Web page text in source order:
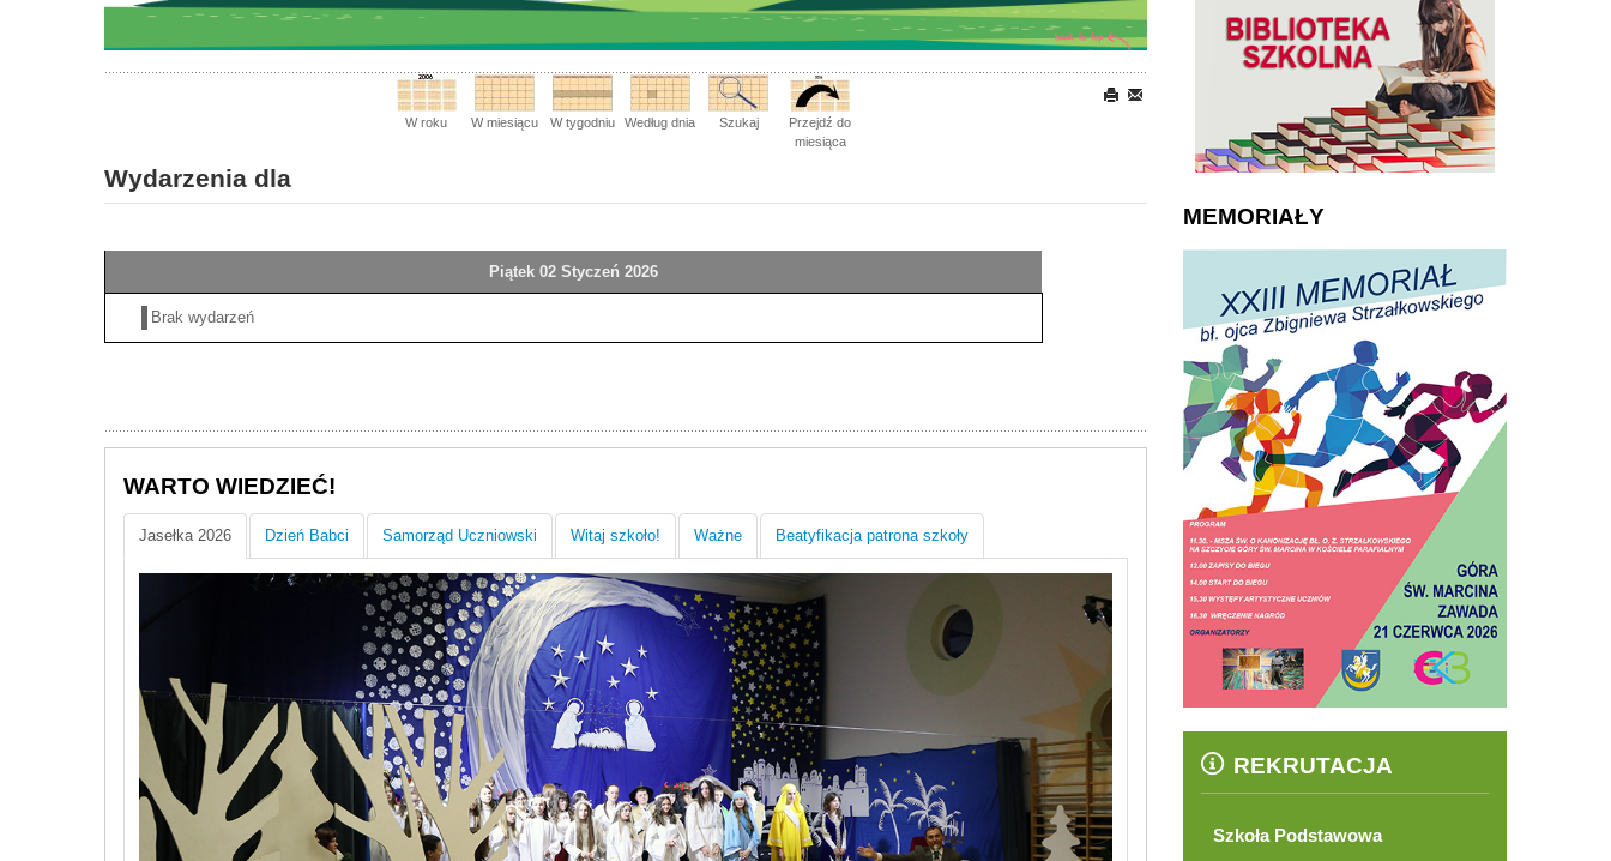
W roku W miesiącu W tygodniu Według dnia Szukaj
Przejdź do
miesiąca
Wydarzenia dla
Piątek 02 Styczeń 2026
Brak wydarzeń
WARTO WIEDZIEĆ!
Jasełka 2026 Dzień Babci Samorząd Uczniowski Witaj szkoło! Ważne Beatyfikacja patrona szkoły
MEMORIAŁY
REKRUTACJA
Szkoła Podstawowa